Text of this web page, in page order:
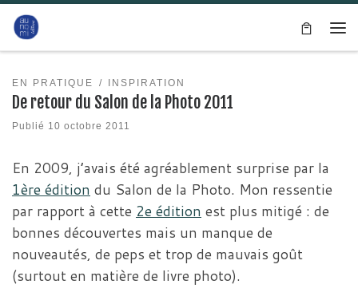
Passer au contenu
EN PRATIQUE INSPIRATION
De retour du Salon de la Photo 2011
Publié 10 octobre 2011
En 2009, j’avais été agréablement surprise par la
1ère édition du Salon de la Photo. Mon ressentie
par rapport à cette 2e édition est plus mitigé : de
bonnes découvertes mais un manque de
nouveautés, de peps et trop de mauvais goût
(surtout en matière de livre photo).